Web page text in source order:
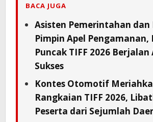
BACA JUGA
Asisten Pemerintahan dan
Pimpin Apel Pengamanan,
Puncak TIFF 2026
Sukses
Kontes Otomotif
Rangkaian TIFF 2026,
Peserta dari Sejumlah